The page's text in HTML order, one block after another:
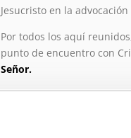
Jesucristo en la
Por todos los aquí
punto de encuentro con
Señor.